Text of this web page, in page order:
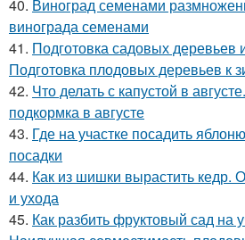
40. Виноград семенами
винограда семенами
41. Подготовка садовых деревьев
Подготовка плодовых деревьев к
42. Что делать с капустой в
подкормка в августе
43. Где на участке посадить
посадки
44. Как из шишки вырастить кедр.
и ухода
45. Как разбить фруктовый сад на